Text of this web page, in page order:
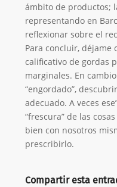
ámbito de productos;
representando en
reflexionar sobre el
Para concluir, déjame
calificativo de gordas
marginales. En
“engordado”,
adecuado. A veces
“frescura” de las
bien con nosotros
prescribirlo.
Compartir esta